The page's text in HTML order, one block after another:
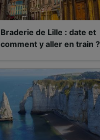
Braderie de Lille : date et
comment y aller en train ?